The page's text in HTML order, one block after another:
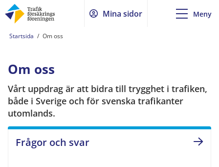
Mina sidor Meny
Startsida / Om oss
Om oss
Vårt uppdrag är att bidra till trygghet i trafiken,
både i Sverige och för svenska trafikanter
utomlands.
Frågor och svar